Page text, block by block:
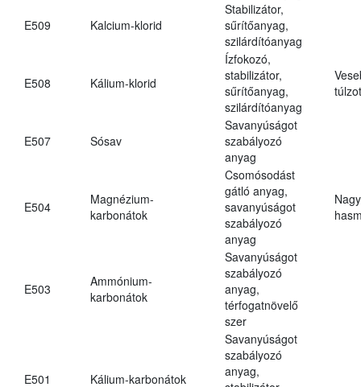
E509 Kalcium-klorid
Stabilizátor,
sűrítőanyag,
szilárdítóanyag
E508 Kálium-klorid
Ízfokozó,
stabilizátor,
sűrítőanyag,
szilárdítóanyag
E507 Sósav
Savanyúságot
szabályozó
anyag
E504
Magnézium-
karbonátok
Csomósodást
gátló anyag,
savanyúságot
szabályozó
anyag
E503
Ammónium-
karbonátok
Savanyúságot
szabályozó
anyag,
térfogatnövelő
szer
E501 Kálium-karbonátok
Savanyúságot
szabályozó
anyag,